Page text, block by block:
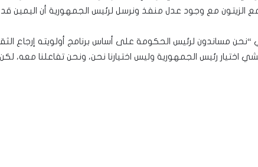
الزيتون مع وجود عدل منفذ ونرسل لرئيس الجمهورية أن اليمين
مساندون لرئيس الحكومة على أساس برنامج أولويته إرجاع
اختيار رئيس الجمهورية وليس اختيارنا نحن، ونحن تفاعلنا معه، لكن